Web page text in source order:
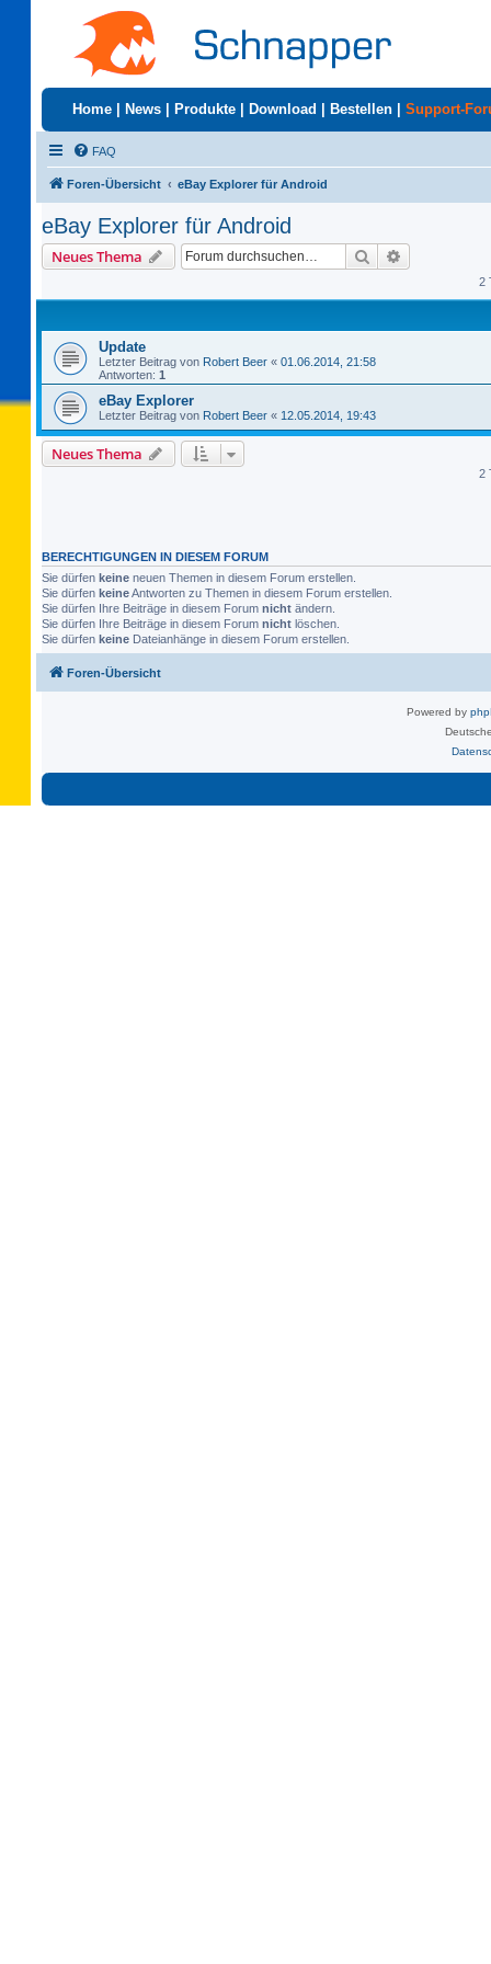
Home News Produkte Download Bestellen Support-
FAQ
Foren-Übersicht eBay Explorer für Android
eBay Explorer für Android
Neues Thema Suche
2
Update
Letzter Beitrag von Robert Beer « 01.06.2014, 21:58
Antworten: 1
eBay Explorer
Letzter Beitrag von Robert Beer « 12.05.2014, 19:43
Neues Thema
2
BERECHTIGUNGEN IN DIESEM FORUM
Sie dürfen keine neuen Themen in diesem Forum erstellen.
Sie dürfen keineAntworten zu Themen in diesem Forum erstellen.
Sie dürfen Ihre Beiträge in diesem Forum nicht ändern.
Sie dürfen Ihre Beiträge in diesem Forum nicht löschen.
Sie dürfen keine Dateianhänge in diesem Forum erstellen.
Foren-Übersicht
Powered by